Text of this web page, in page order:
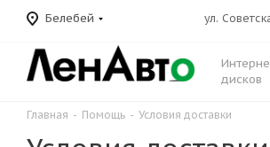
Белебей ул.
дисков
Главная - Помощь - Условия доставки